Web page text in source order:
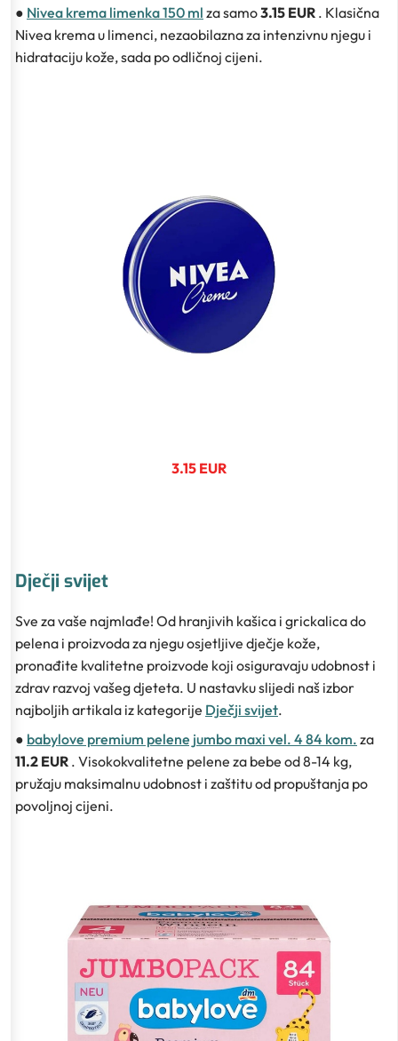
● Nivea krema limenka 150 ml za samo3.15 EUR . Klasična
Nivea krema u limenci, nezaobilazna za intenzivnu njegu i
hidrataciju kože, sada po odličnoj cijeni.
3.15 EUR
Dječji svijet
Sve za vaše najmlađe! Od hranjivih kašica i grickalica do
pelena i proizvoda za njegu osjetljive dječje kože,
pronađite kvalitetne proizvode koji osiguravaju udobnost i
zdrav razvoj vašeg djeteta. U nastavku slijedi naš izbor
najboljih artikala iz kategorije Dječji svijet.
● babylove premium pelene jumbo maxi vel. 4 84 kom. za
11.2 EUR . Visokokvalitetne pelene za bebe od 8-14 kg,
pružaju maksimalnu udobnost i zaštitu od propuštanja po
povoljnoj cijeni.